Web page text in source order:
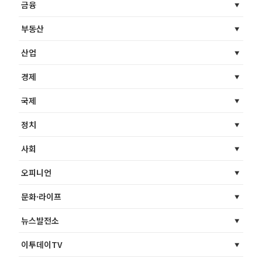
금융
부동산
산업
경제
국제
정치
사회
오피니언
문화·라이프
뉴스발전소
이투데이TV